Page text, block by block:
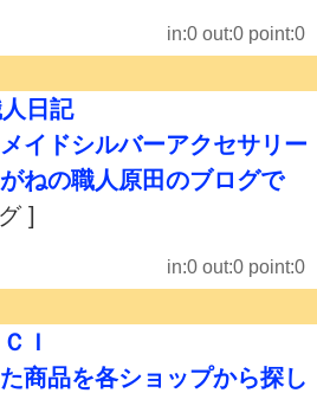
in:0 out:0 point:0
日記
イドシルバーアクセサリー
ねの職人原田のブログで
]
in:0 out:0 point:0
Ｉ
商品を各ショップから探し